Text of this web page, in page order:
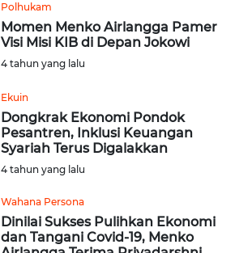
Polhukam
Momen Menko Airlangga Pamer
Visi Misi KIB di Depan Jokowi
4 tahun yang lalu
Ekuin
Dongkrak Ekonomi Pondok
Pesantren, Inklusi Keuangan
Syariah Terus Digalakkan
4 tahun yang lalu
Wahana Persona
Dinilai Sukses Pulihkan Ekonomi
dan Tangani Covid-19, Menko